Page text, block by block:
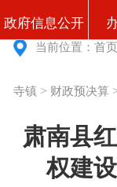
政府信息公开
当前位置：首页
寺镇 > 财政预决算
肃南县
权建